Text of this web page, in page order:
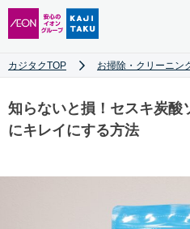
カジタクTOP お掃除・クリーニン
知らないと損！セスキ炭酸
にキレイにする方法